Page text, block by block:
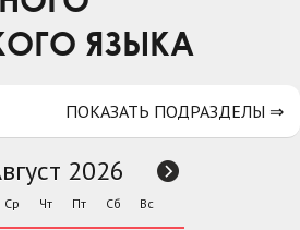
ЯЗЫКА
ПОКАЗАТЬ ПОДРАЗДЕЛЫ ⇒
2026
Ср Чт Пт Сб Вс